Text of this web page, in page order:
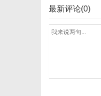
最新评论(0)